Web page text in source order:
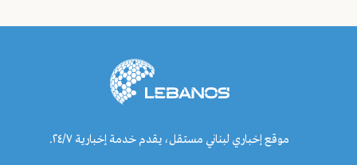
موقع إخباري لبناني مستقل، يقدم خدمة إخبارية ٢٤/٧.